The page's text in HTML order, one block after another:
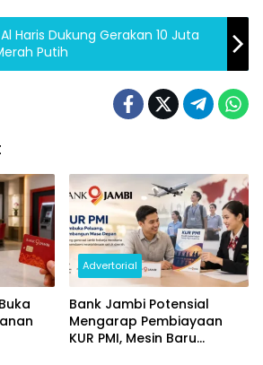
Haris Dukung Gerakan 10 Juta
Putih
Advertorial
Bank Jambi Potensial
Mengarap Pembiayaan
KUR PMI, Mesin Baru